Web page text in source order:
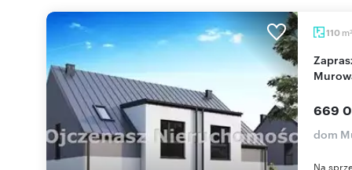
110 m2
Zapraszam do nowoczesnego domu 110 m² w
669
dom
Na